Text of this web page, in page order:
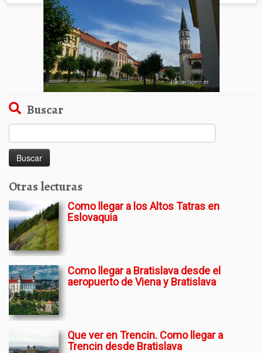
Buscar
Otras lecturas
Como llegar a los Altos Tatras en
Eslovaquia
Como llegar a Bratislava desde el
aeropuerto de Viena y Bratislava
Que ver en Trencin. Como llegar a
Trencin desde Bratislava